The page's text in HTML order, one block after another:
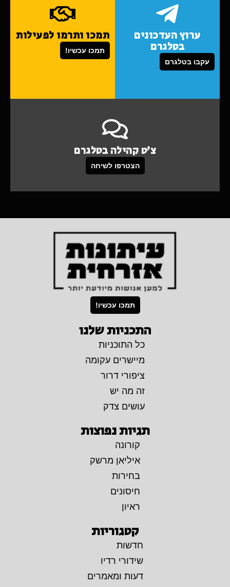
ערוץ העדכונים
בטלגרם
עקבו בטלגרם
תמכו ותרמו לפעילות
תמכו עכשיו!
צ'ט קהילה בטלגרם
הצטרפו לשיחה
תמכו עכשיו!
התכניות שלנו
כל התוכניות
מיישרים עקומה
ציפורי דרור
זה מה יש
עושים צדק
תגיות נפוצות
קורונה
איליאן מרשק
בחירות
חיסונים
ראיון
קטגוריות
חדשות
שידורי רדיו
דעות ומאמרים